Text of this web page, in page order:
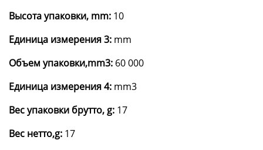
Высота упаковки, mm: 10
Единица измерения 3: mm
Объем упаковки,mm3: 60 000
Единица измерения 4: mm3
Вес упаковки брутто, g: 17
Вес нетто,g: 17